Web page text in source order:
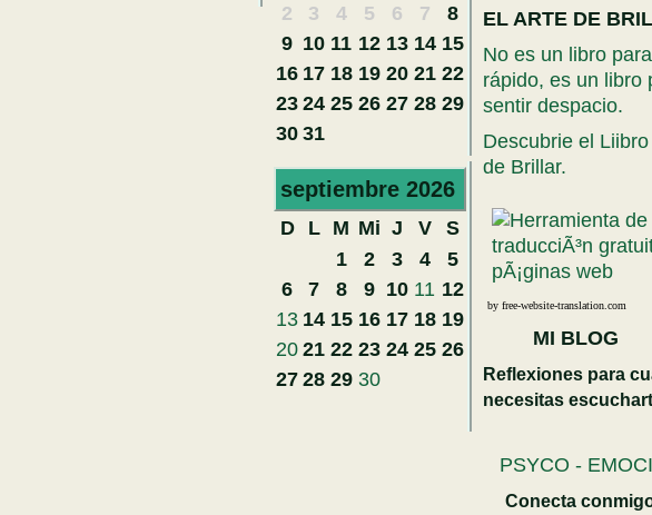
2
3 4 5 6 7
8
9 10 11 12 13 14 15
16 17 18 19 20 21 22
23 24 25 26 27 28 29
30 31
septiembre 2026
D L M Mi J V
S
1
2 3 4
5
6
7 8 9 10 11 12
13 14 15 16 17 18 19
20 21 22 23 24 25 26
27 28 29 30
EL ARTE DE
No es un libro
rápido, es un libro
sentir despacio.
Descubrie el
de Brillar.
by free-website-translation.com
MI BLOG
Reflexiones para
necesitas
PSYCO -
Conecta